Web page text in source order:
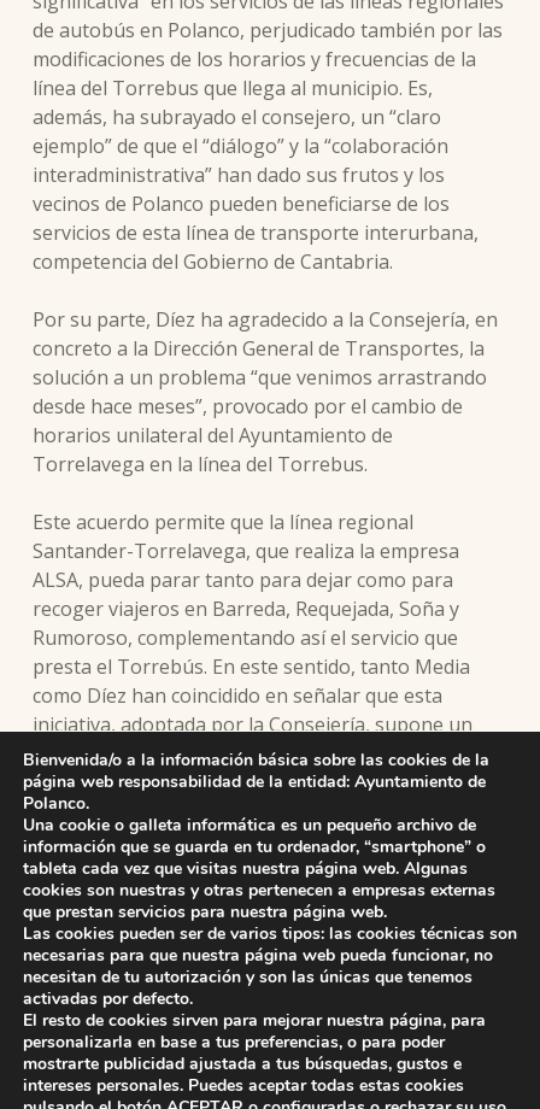
de autobús en Polanco, perjudicado también por las
modificaciones de los horarios y frecuencias de la
línea del Torrebus que llega al municipio. Es,
además, ha subrayado el consejero, un “claro
ejemplo” de que el “diálogo” y la “colaboración
interadministrativa” han dado sus frutos y los
vecinos de Polanco pueden beneficiarse de los
servicios de esta línea de transporte interurbana,
competencia del Gobierno de Cantabria.
Por su parte, Díez ha agradecido a la Consejería, en
concreto a la Dirección General de Transportes, la
solución a un problema “que venimos arrastrando
desde hace meses”, provocado por el cambio de
horarios unilateral del Ayuntamiento de
Torrelavega en la línea del Torrebus.
Este acuerdo permite que la línea regional
Santander-Torrelavega, que realiza la empresa
ALSA, pueda parar tanto para dejar como para
recoger viajeros en Barreda, Requejada, Soña y
Rumoroso, complementando así el servicio que
presta el Torrebús. En este sentido, tanto Media
como Díez han coincidido en señalar que esta
iniciativa, adoptada por la Consejería, supone un
“salto cualitativo y cuantitativo” en la comunicación
por carretera de Polanco, con aumento de las
paradas y las frecuencias.
Skip back to main navigation
Bienvenida/o a la información básica sobre las cookies de la
página web responsabilidad de la entidad: Ayuntamiento de
Polanco.
Una cookie o galleta informática es un pequeño archivo de
información que se guarda en tu ordenador, “smartphone” o
tableta cada vez que visitas nuestra página web. Algunas
cookies son nuestras y otras pertenecen a empresas externas
que prestan servicios para nuestra página web.
Las cookies pueden ser de varios tipos: las cookies técnicas son
necesarias para que nuestra página web pueda funcionar, no
necesitan de tu autorización y son las únicas que tenemos
activadas por defecto.
El resto de cookies sirven para mejorar nuestra página, para
personalizarla en base a tus preferencias, o para poder
mostrarte publicidad ajustada a tus búsquedas, gustos e
intereses personales. Puedes aceptar todas estas cookies